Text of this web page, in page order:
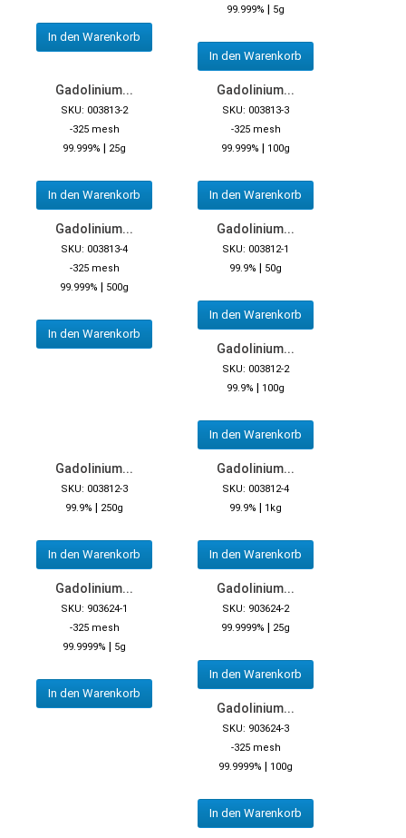
In den Warenkorb
99.999% | 5g
In den Warenkorb
Gadolinium...
SKU: 003813-2
-325 mesh
99.999% | 25g
In den Warenkorb
Gadolinium...
SKU: 003813-3
-325 mesh
99.999% | 100g
In den Warenkorb
Gadolinium...
SKU: 003813-4
-325 mesh
99.999% | 500g
In den Warenkorb
Gadolinium...
SKU: 003812-1
99.9% | 50g
In den Warenkorb
Gadolinium...
SKU: 003812-2
99.9% | 100g
In den Warenkorb
Gadolinium...
SKU: 003812-3
99.9% | 250g
In den Warenkorb
Gadolinium...
SKU: 003812-4
99.9% | 1kg
In den Warenkorb
Gadolinium...
SKU: 903624-1
-325 mesh
99.9999% | 5g
In den Warenkorb
Gadolinium...
SKU: 903624-2
99.9999% | 25g
In den Warenkorb
Gadolinium...
SKU: 903624-3
-325 mesh
99.9999% | 100g
In den Warenkorb